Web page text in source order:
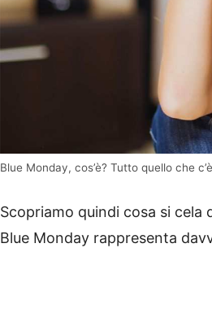
Blue Monday, cos’è? Tutto quello che
Scopriamo quindi cosa si
Blue Monday rappresenta